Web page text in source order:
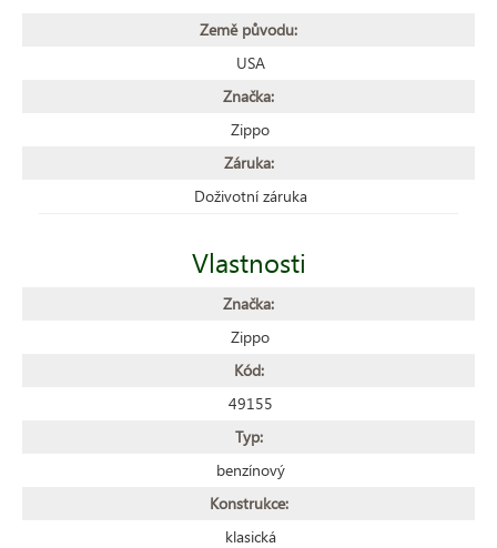
Země původu:
USA
Značka:
Zippo
Záruka:
Doživotní záruka
Vlastnosti
Značka:
Zippo
Kód:
49155
Typ:
benzínový
Konstrukce:
klasická